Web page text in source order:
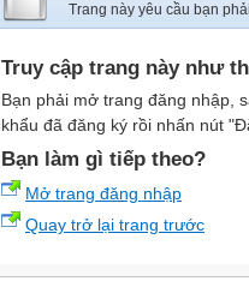
Trang này yêu cầu bạn
Truy cập trang này như
Bạn phải mở trang đăng nhập,
khẩu đã đăng ký rồi nhấn nút
Bạn làm gì tiếp theo?
Mở trang đăng nhập
Quay trở lại trang trước